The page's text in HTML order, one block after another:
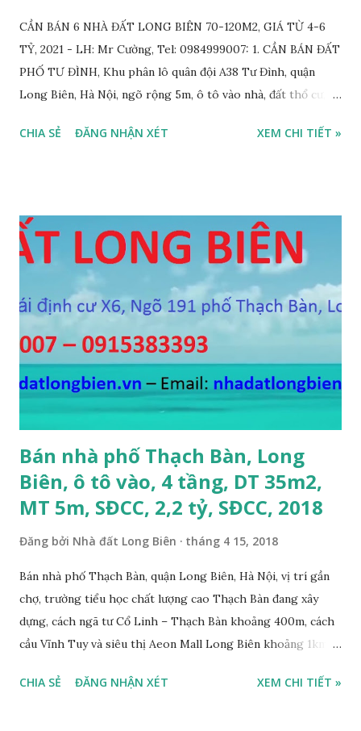
CẦN BÁN 6 NHÀ ĐẤT LONG BIÊN 70-120M2, GIÁ TỪ 4-6
TỶ, 2021 - LH: Mr Cường, Tel: 0984999007: 1. CẦN BÁN ĐẤT
PHỐ TƯ ĐÌNH, Khu phân lô quân đội A38 Tư Đình, quận
Long Biên, Hà Nội, ngõ rộng 5m, ô tô vào nhà, đất thổ cư,
BÁN: 4.2 TỶ, có thương lượng; 2. CẦN BÁN GẤP đất ngõ 134
564 Nguyễn Văn Cừ, Gia Thụy, ô tô cách 15m, DT 112m2, MT
11m, chia 3 suất, hướng Đông Nam, SĐCC, giá bán: 5,7 tỷ, có
thương lượng 4. CẦN BÁN GẤP đất mặt hồ Cự Khối, gần cầu
Thanh Trì, mặt hồ rộng 2ha, đường 6m, DT 110m2, MT 6m,
hướng Tây Nam, SĐCC, giá bán: 5.5 tỷ, có thương lượng; 5.
CẦN BÁN GẤP đất đấu giá A1A2A3 Cự Khối, gần cầu Thanh
Trì, đường 8.5m, DT 66m2, MT 5.5m, hướng Đông Bắc, SĐCC,
giá bán: 4.2 tỷ, có thương lượng; 6. CẦN BÁN GẤP đất Ngõ 38
phố Tư Đình, gần đường Cổ Linh, ngõ 3m, DT...
CHIA SẺ ĐĂNG NHẬN XÉT XEM CHI TIẾT »
Bán nhà phố Thạch Bàn, Long
Biên, ô tô vào, 4 tầng, DT 35m2,
MT 5m, SĐCC, 2,2 tỷ, SĐCC, 2018
Đăng bởi Nhà đất Long Biên tháng 4 15, 2018
Bán nhà phố Thạch Bàn, quận Long Biên, Hà Nội, vị trí gần
chợ, trường tiểu học chất lượng cao Thạch Bàn đang xây
dựng, cách ngã tư Cổ Linh – Thạch Bàn khoảng 400m, cách
cầu Vĩnh Tuy và siêu thị Aeon Mall Long Biên khoảng 1km,
4 tầng, diện tích mặt bằng 35m2, mặt tiền 5m, thiết kế 3
CHIA SẺ ĐĂNG NHẬN XÉT XEM CHI TIẾT »